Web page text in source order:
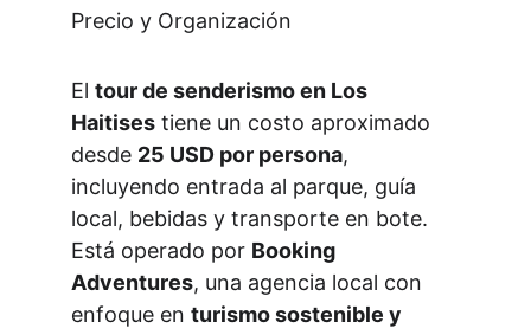
Precio y Organización
El tour de senderismo en Los
Haitises tiene un costo aproximado
desde 25 USD por persona,
incluyendo entrada al parque, guía
local, bebidas y transporte en bote.
Está operado por Booking
Adventures, una agencia local con
enfoque en turismo sostenible y